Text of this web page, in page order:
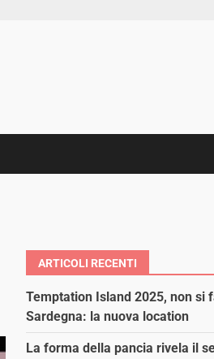
ARTICOLI RECENTI
Temptation Island 2025, non si
Sardegna: la nuova location
La forma della pancia rivela il